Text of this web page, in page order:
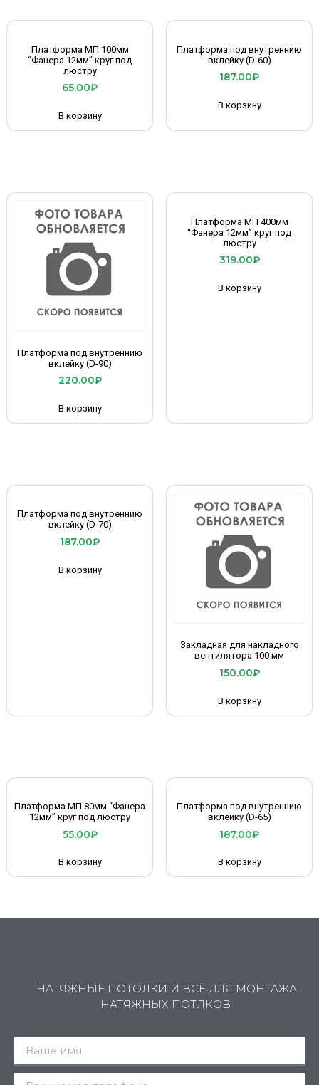
Платформа МП 100мм
“Фанера 12мм” круг под
люстру
65.00₽
В корзину
Платформа под внутреннию
вклейку (D-60)
187.00₽
В корзину
Платформа под внутреннию
вклейку (D-90)
220.00₽
В корзину
Платформа МП 400мм
“Фанера 12мм” круг под
люстру
319.00₽
В корзину
Платформа под внутреннию
вклейку (D-70)
187.00₽
В корзину
Закладная для накладного
вентилятора 100 мм
150.00₽
В корзину
Платформа МП 80мм “Фанера
12мм” круг под люстру
55.00₽
В корзину
Платформа под внутреннию
вклейку (D-65)
187.00₽
В корзину
НАТЯЖНЫЕ ПОТОЛКИ И ВСЁ ДЛЯ МОНТАЖА
НАТЯЖНЫХ ПОТЛКОВ